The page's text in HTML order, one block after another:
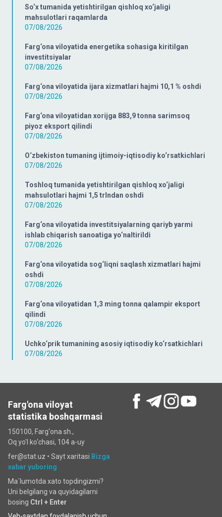
So‘x tumanida yetishtirilgan qishloq xo‘jaligi
mahsulotlari raqamlarda
07/08/2026
Farg‘ona viloyatida energetika sohasiga kiritilgan
investitsiyalar
07/08/2026
Farg‘ona viloyatida ijara xizmatlari hajmi 10,1 % oshdi
07/08/2026
Farg‘ona viloyatidan xorijga 883,9 tonna sarimsoq
piyoz eksport qilindi
07/08/2026
O‘zbekiston tumaning ijtimoiy-iqtisodiy ko‘rsatkichlari
07/08/2026
Toshloq tumanida yetishtirilgan qishloq xo‘jaligi
mahsulotlari hajmi 1,5 trlndan oshdi
07/08/2026
Farg‘ona viloyatida investitsiyalarning qariyb yarmi
ishlab chiqarish sanoatiga yo‘naltirildi
07/08/2026
Farg‘ona viloyatida sog‘liqni saqlash xizmatlari hajmi
oshdi
07/08/2026
Farg‘ona viloyatidan 1,3 ming tonna qalampir eksport
qilindi
07/08/2026
Uchko‘prik tumanining asosiy iqtisodiy ko‘rsatkichlari
07/08/2026
Farg'ona viloyat
statistika boshqarmasi
150100, Farg'ona sh.,
Oq yo'l ko‘chаsi, 104 a-uy
fer@stat.uz • Sayt xaritasi Bizga
xabar yuboring
Ma`lumotda xato topdingizmi?
Uni belgilang va quyidagilarni
bosing Ctrl + Enter